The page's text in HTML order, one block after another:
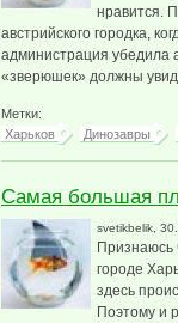
нравится.
австрийского городка,
администрация убедила
«зверюшек» должны
Метки:
Харьков
Динозавры
Самая большая
svetikbelik ,
Признаюсь
городе
здесь
Поэтому и